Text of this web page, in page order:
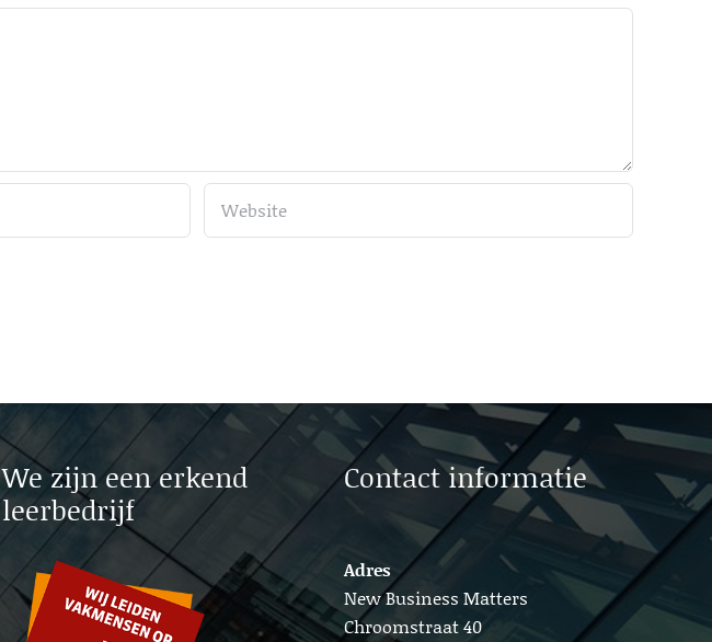
We zijn een erkend
leerbedrijf
Contact informatie
Adres
New Business Matters
Chroomstraat 40